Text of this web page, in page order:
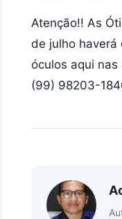
Atenção!! As
de julho haverá
óculos aqui nas
(99) 98203-